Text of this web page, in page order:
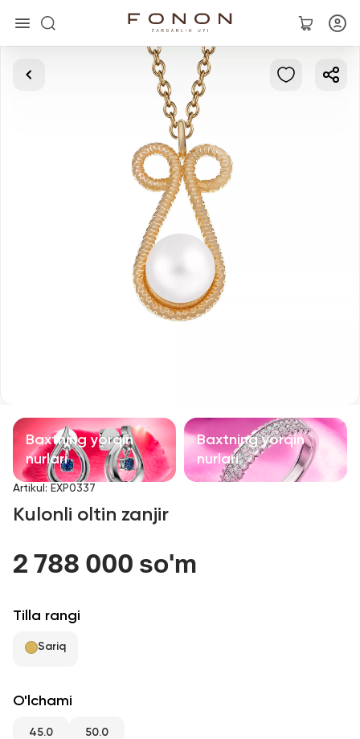
Asosiy
Aksessuarlar
Sevimli
RU
Baxtning yorqin
nurlari
Baxtning yorqin
nurlari
Artikul : EXP0337
Kulonli oltin zanjir
2 788 000 so'm
Tilla rangi
Sariq
O'lchami
45.0 50.0